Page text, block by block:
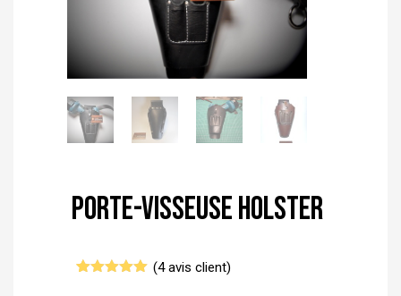
Porte-visseuse holster
(4avis client)